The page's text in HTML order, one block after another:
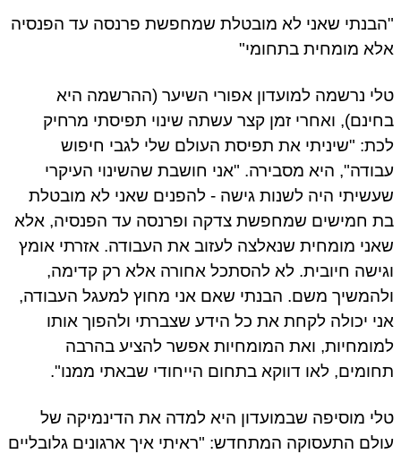
שאני לא מובטלת שמחפשת פרנסה עד הפנסיה
מומחית בתחומי"
נרשמה למועדון אפורי השיער (ההרשמה היא
ואחרי זמן קצר עשתה שינוי תפיסתי מרחיק
"שיניתי את תפיסת העולם שלי לגבי חיפוש
היא מסבירה. "אני חושבת שהשינוי העיקרי
היה לשנות גישה - להפנים שאני לא מובטלת
חמישים שמחפשת צדקה ופרנסה עד הפנסיה, אלא
מומחית שנאלצה לעזוב את העבודה. אזרתי אומץ
חיובית. לא להסתכל אחורה אלא רק קדימה,
משם. הבנתי שאם אני מחוץ למעגל העבודה,
יכולה לקחת את כל הידע שצברתי ולהפוך אותו
ואת המומחיות אפשר להציע בהרבה
לאו דווקא בתחום הייחודי שבאתי ממנו".
מוסיפה שבמועדון היא למדה את הדינמיקה של
התעסוקה המתחדש: "ראיתי איך ארגונים גלובליים